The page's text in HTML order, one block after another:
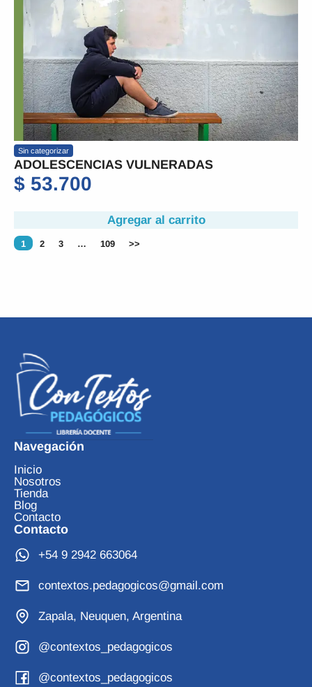
Sin categorizar
ADOLESCENCIAS VULNERADAS
$ 53.700
Agregar al carrito
1 2 3 … 109 >>
Navegación
Inicio
Nosotros
Tienda
Blog
Contacto
Contacto
+54 9 2942 663064
contextos.pedagogicos@gmail.com
Zapala, Neuquen, Argentina
@contextos_pedagogicos
@contextos_pedagogicos